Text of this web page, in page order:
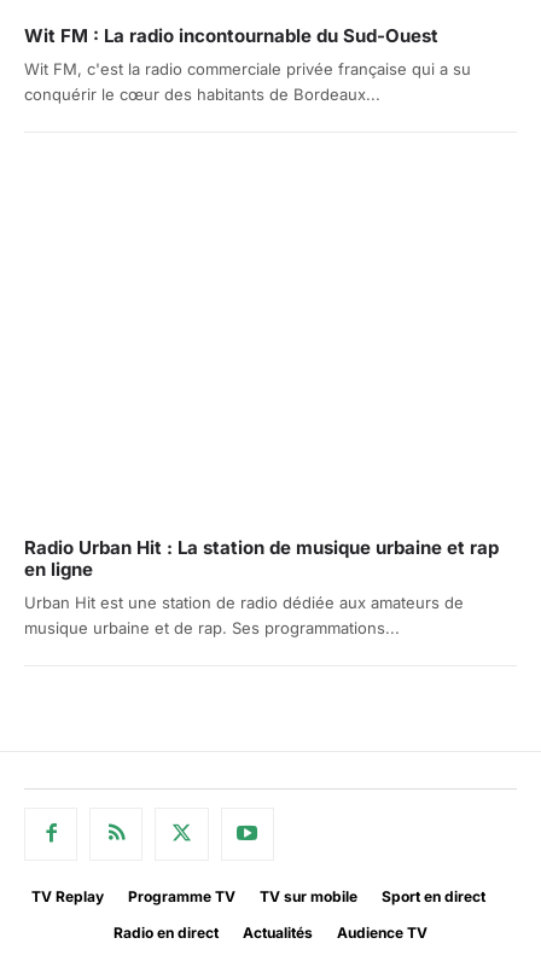
Wit FM : La radio incontournable du Sud-Ouest
Wit FM, c'est la radio commerciale privée française qui a su
conquérir le cœur des habitants de Bordeaux...
Radio Urban Hit : La station de musique urbaine et rap
en ligne
Urban Hit est une station de radio dédiée aux amateurs de
musique urbaine et de rap. Ses programmations...
TV Replay Programme TV TV sur mobile
Sport en direct
Radio en direct
Actualités Audience TV